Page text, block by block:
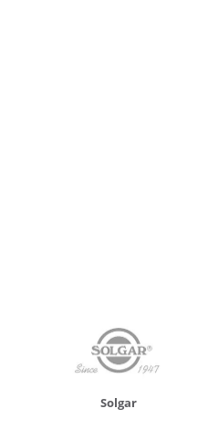
Solgar